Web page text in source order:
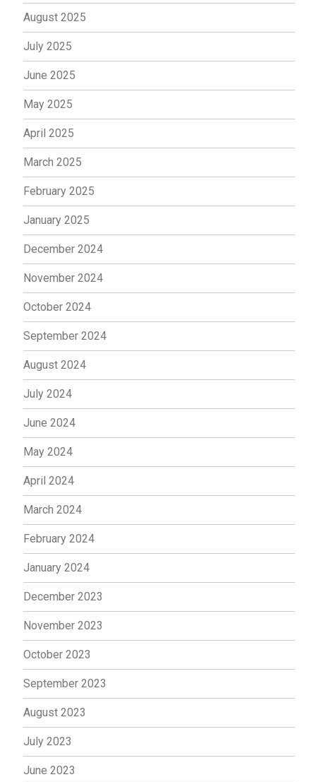
August 2025
July 2025
June 2025
May 2025
April 2025
March 2025
February 2025
January 2025
December 2024
November 2024
October 2024
September 2024
August 2024
July 2024
June 2024
May 2024
April 2024
March 2024
February 2024
January 2024
December 2023
November 2023
October 2023
September 2023
August 2023
July 2023
June 2023